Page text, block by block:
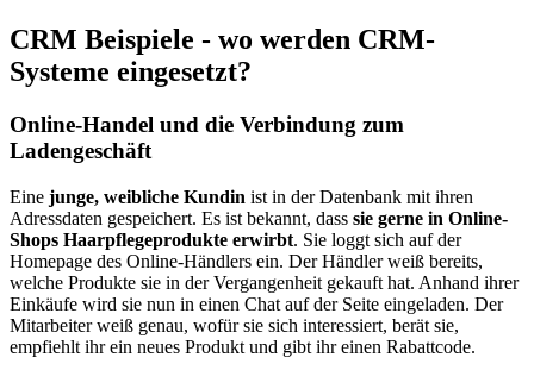
CRM Beispiele - wo werden CRM-
Systeme eingesetzt?
Online-Handel und die Verbindung zum
Ladengeschäft
Eine junge, weibliche Kundin ist in der Datenbank mit ihren
Adressdaten gespeichert. Es ist bekannt, dass sie gerne in Online-
Shops Haarpflegeprodukte erwirbt. Sie loggt sich auf der
Homepage des Online-Händlers ein. Der Händler weiß bereits,
welche Produkte sie in der Vergangenheit gekauft hat. Anhand ihrer
Einkäufe wird sie nun in einen Chat auf der Seite eingeladen. Der
Mitarbeiter weiß genau, wofür sie sich interessiert, berät sie,
empfiehlt ihr ein neues Produkt und gibt ihr einen Rabattcode.